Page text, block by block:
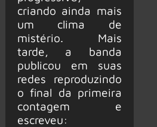
criando ainda mais
um clima de
mistério. Mais
tarde, a banda
publicou em suas
redes reproduzindo
o final da primeira
contagem e
escreveu: